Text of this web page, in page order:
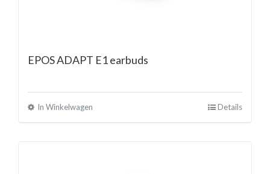
EPOS ADAPT E1 earbuds
In Winkelwagen Details